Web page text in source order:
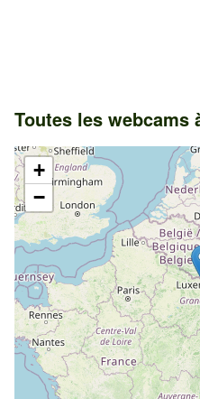
Toutes les webcams
+
−